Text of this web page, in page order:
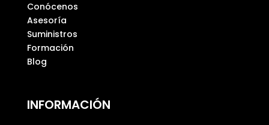
a
c
í
o
.
Conócenos
Asesoría
Suministros
Formación
Blog
INFORMACIÓN